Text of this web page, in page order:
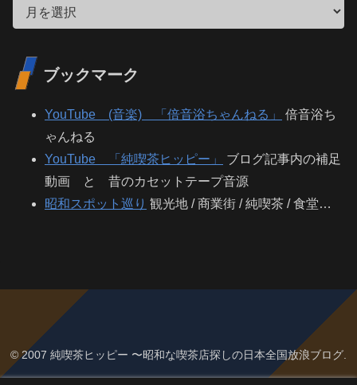
ブックマーク
YouTube (音楽) 「倍音浴ちゃんねる」
倍音浴ち
ゃんねる
YouTube 「純喫茶ヒッピー」
ブログ記事内の補足
動画 と 昔のカセットテープ音源
昭和スポット巡り 観光地 / 商業街 / 純喫茶 / 食堂…
© 2007 純喫茶ヒッピー 〜昭和な喫茶店探しの日本全国放浪ブログ.